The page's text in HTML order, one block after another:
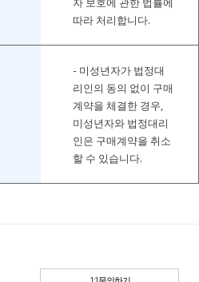
따라 처리합니다.
- 미성년자가 법정대
리인의 동의 없이 구매
계약을 체결한 경우,
미성년자와 법정대리
인은 구매계약을 취소
할 수 있습니다.